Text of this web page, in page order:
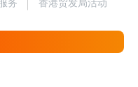
务 香港贸发局活动